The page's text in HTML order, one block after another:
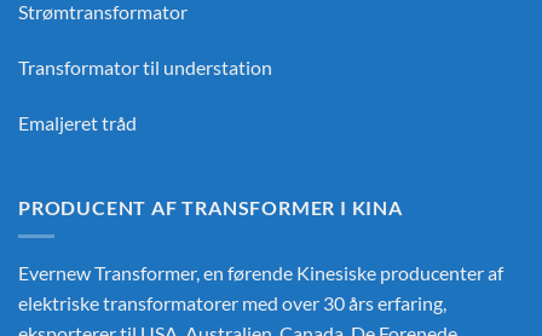
Strømtransformator
Transformator til understation
Emaljeret tråd
PRODUCENT AF TRANSFORMER I KINA
Evernew Transformer, en førende Kinesiske producenter af
elektriske transformatorer med over 30 års erfaring,